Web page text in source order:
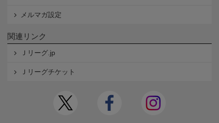
メルマガ設定
関連リンク
Ｊリーグ.jp
Ｊリーグチケット